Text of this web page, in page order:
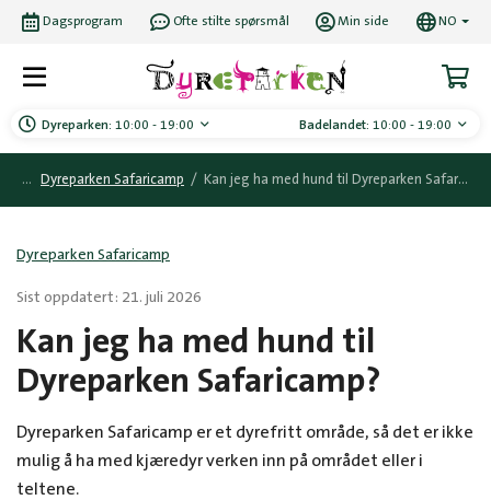
Dyreparken: 10:00 - 19:00 Badelandet: 10:00 - 19:00
Dagsprogram Ofte stilte spørsmål Min side NO
Dyreparken Safaricamp / Kan jeg ha med hund til Dyreparken Safaricamp?
Dyreparken Safaricamp
Sist oppdatert: 21. juli 2026
Kan jeg ha med hund til
Dyreparken Safaricamp?
Dyreparken Safaricamp er et dyrefritt område, så det er ikke
mulig å ha med kjæredyr verken inn på området eller i
teltene.